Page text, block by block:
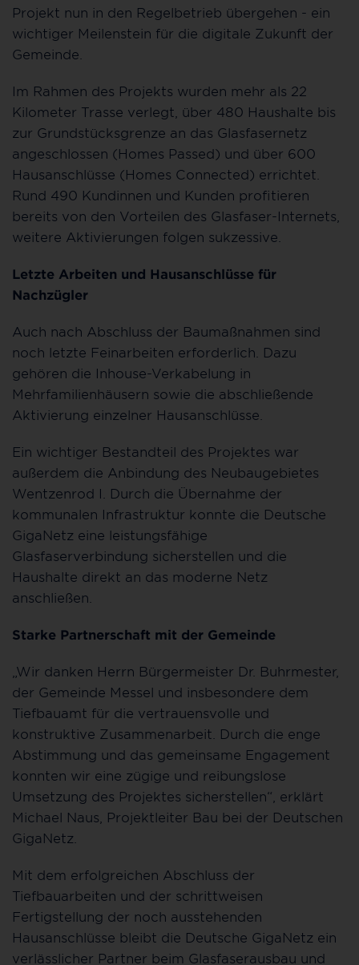
Projekt nun in den Regelbetrieb übergehen - ein
wichtiger Meilenstein für die digitale Zukunft der
Gemeinde.
Im Rahmen des Projekts wurden mehr als 22
Kilometer Trasse verlegt, über 480 Haushalte bis
zur Grundstücksgrenze an das Glasfasernetz
angeschlossen (Homes Passed) und über 600
Hausanschlüsse (Homes Connected) errichtet.
Rund 490 Kundinnen und Kunden profitieren
bereits von den Vorteilen des Glasfaser-Internets,
weitere Aktivierungen folgen sukzessive.
Letzte Arbeiten und Hausanschlüsse für
Nachzügler
Auch nach Abschluss der Baumaßnahmen sind
noch letzte Feinarbeiten erforderlich. Dazu
gehören die Inhouse-Verkabelung in
Mehrfamilienhäusern sowie die abschließende
Aktivierung einzelner Hausanschlüsse.
Ein wichtiger Bestandteil des Projektes war
außerdem die Anbindung des Neubaugebietes
Wentzenrod I. Durch die Übernahme der
kommunalen Infrastruktur konnte die Deutsche
GigaNetz eine leistungsfähige
Glasfaserverbindung sicherstellen und die
Haushalte direkt an das moderne Netz
anschließen.
Starke Partnerschaft mit der Gemeinde
„Wir danken Herrn Bürgermeister Dr. Buhrmester,
der Gemeinde Messel und insbesondere dem
Tiefbauamt für die vertrauensvolle und
konstruktive Zusammenarbeit. Durch die enge
Abstimmung und das gemeinsame Engagement
konnten wir eine zügige und reibungslose
Umsetzung des Projektes sicherstellen“, erklärt
Michael Naus, Projektleiter Bau bei der Deutschen
GigaNetz.
Mit dem erfolgreichen Abschluss der
Tiefbauarbeiten und der schrittweisen
Fertigstellung der noch ausstehenden
Hausanschlüsse bleibt die Deutsche GigaNetz ein
verlässlicher Partner beim Glasfaserausbau und